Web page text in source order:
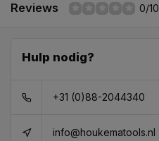
Reviews 0/10
Hulp nodig?
+31 (0)88-2044340
info@houkematools.nl